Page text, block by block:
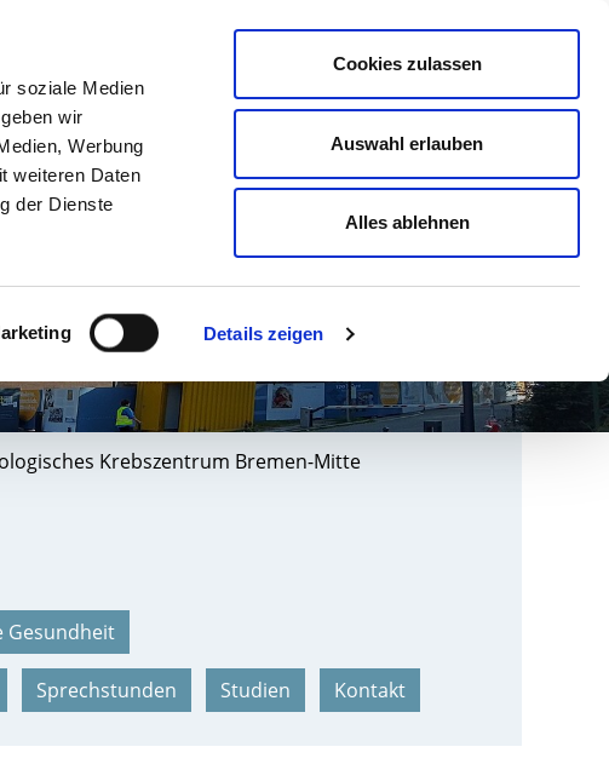
soziale Medien
wir
Werbung
weiteren Daten
der Dienste
Details zeigen
Cookies zulassen
Auswahl erlauben
Alles ablehnen
Leichte Sprache Kontrast
& AUSBILDUNG GESUNDHEIT NORD Suche
Krebszentrum Bremen-Mitte
Gesundheit
Sprechstunden Studien Kontakt